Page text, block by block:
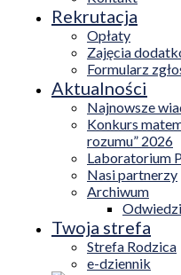
Rekrutacja
Opłaty
Zajęcia
Formularz
Aktualności
Najnowsze
Konkurs
rozumu” 2026
Laboratorium
Nasi partnerzy
Archiwum
Twoja strefa
Strefa Rodzica
e-dziennik